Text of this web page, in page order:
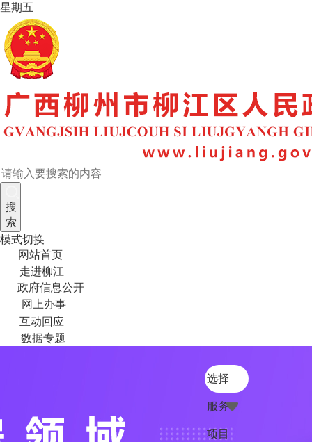
星期五
搜
索
模式切换
网站首页
走进柳江
政府信息公开
网上办事
互动回应
数据专题
选择
服务
项目